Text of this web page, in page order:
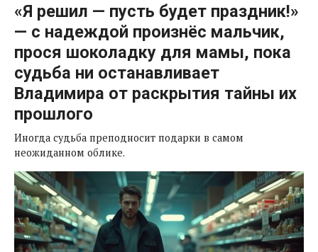
«Я решил — пусть будет праздник!»
— с надеждой произнёс мальчик,
прося шоколадку для мамы, пока
судьба ни останавливает
Владимира от раскрытия тайны их
прошлого
Иногда судьба преподносит подарки в самом
неожиданном облике.